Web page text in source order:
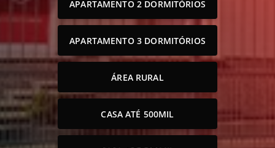
APARTAMENTO 2 DORMITÓRIOS
APARTAMENTO 3 DORMITÓRIOS
ÁREA RURAL
CASA ATÉ 500MIL